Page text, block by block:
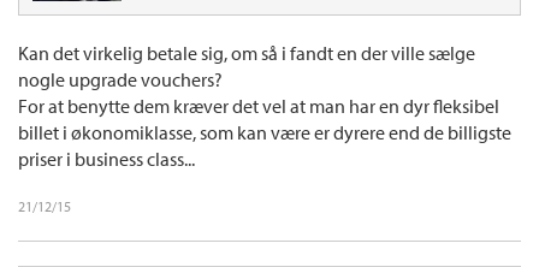
Kan det virkelig betale sig, om så i fandt en der ville sælge
nogle upgrade vouchers?
For at benytte dem kræver det vel at man har en dyr fleksibel
billet i økonomiklasse, som kan være er dyrere end de billigste
priser i business class...
21/12/15